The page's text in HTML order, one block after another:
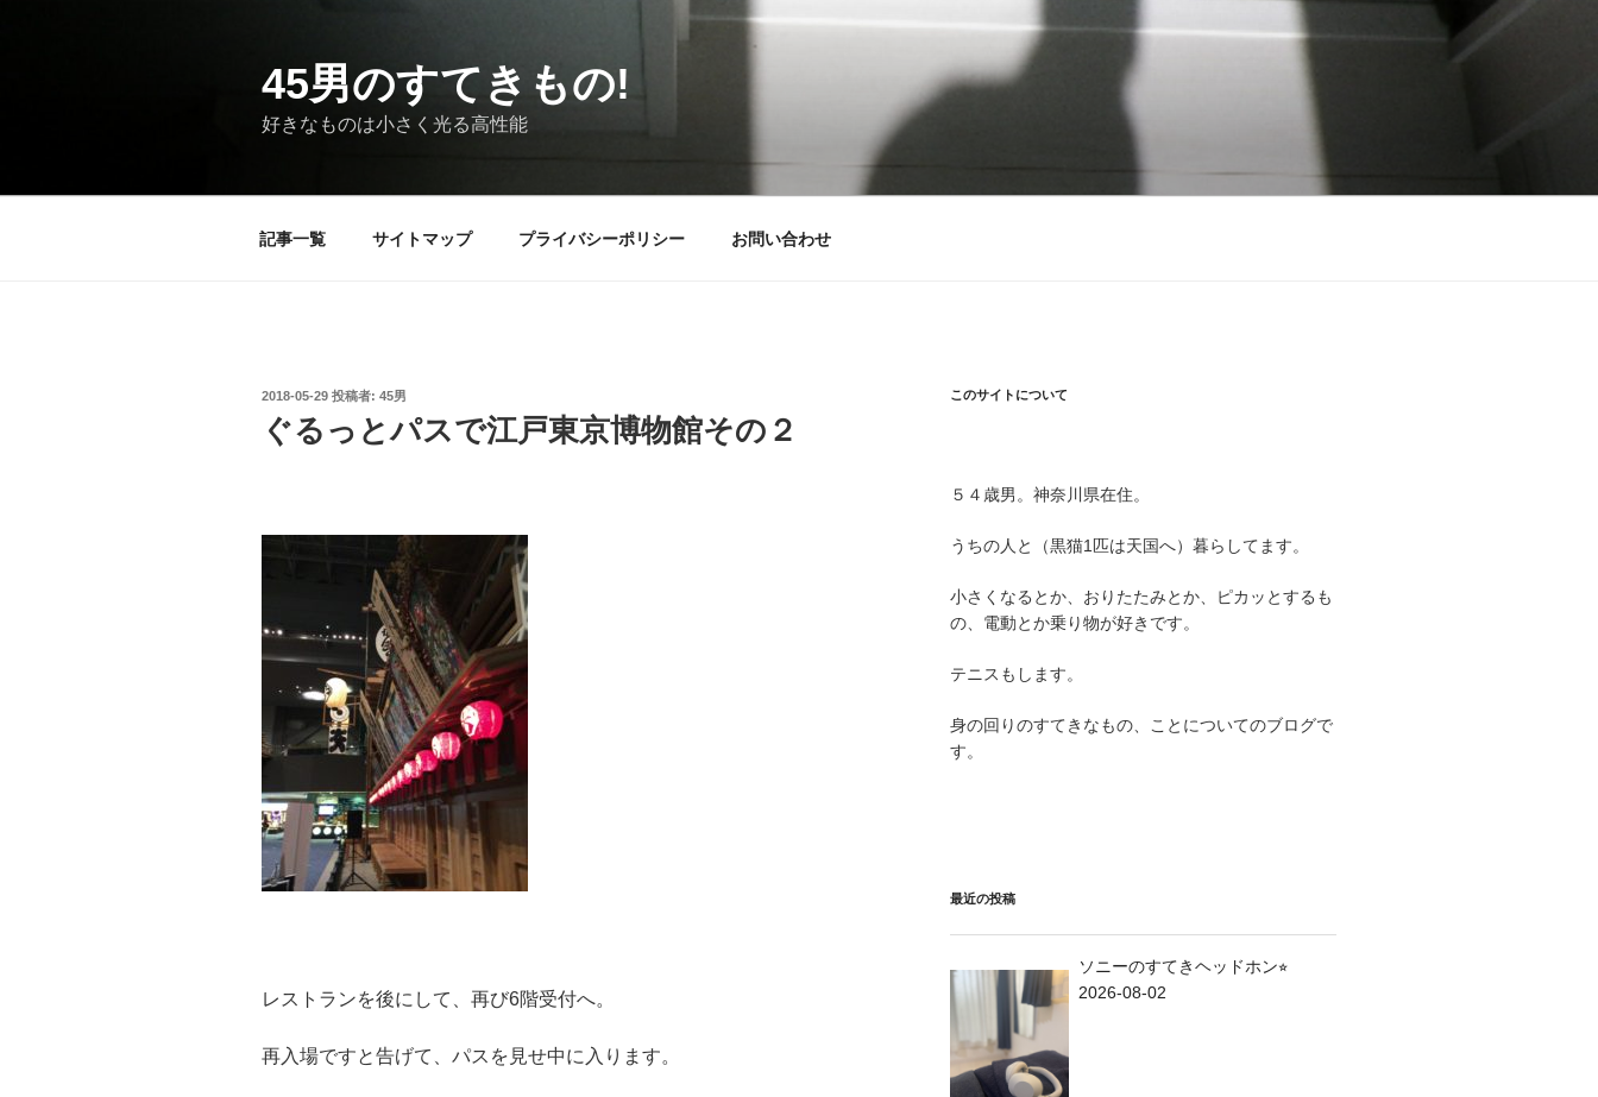
45男のすてきもの!
好きなものは小さく光る高性能
記事一覧 サイトマップ プライバシーポリシー お問い合わせ
投
日:
2018-05-29 投稿者: 45男
ぐるっとパスで江戸東京博物館その２
レストランを後にして、再び6階受付へ。
再入場ですと告げて、パスを見せ中に入ります。
このサイトについて
５４歳男。神奈川県在住。
うちの人と（黒猫1匹は天国へ）暮らしてます。
小さくなるとか、おりたたみとか、ピカッとするも
の、電動とか乗り物が好きです。
テニスもします。
身の回りのすてきなもの、ことについてのブログで
す。
最近の投稿
ソニーのすてきヘッドホン⭐︎
2026-08-02